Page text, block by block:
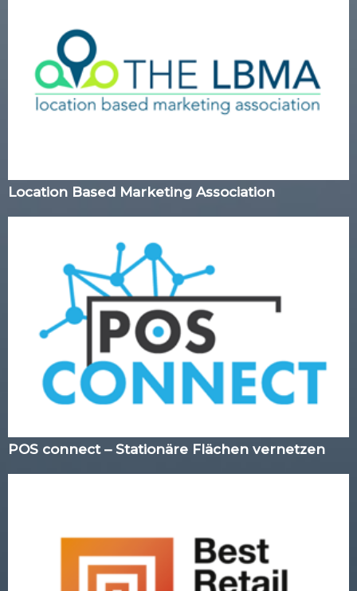
Location Based Marketing Association
POS connect – Stationäre Flächen vernetzen